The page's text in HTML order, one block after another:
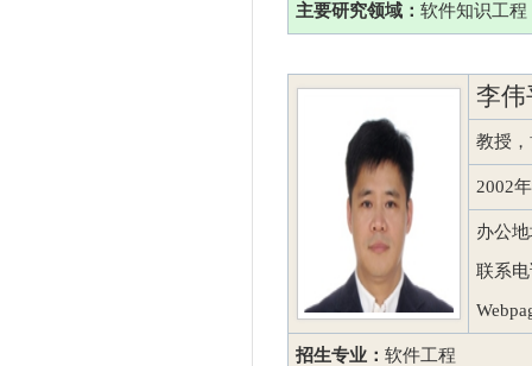
主要研究领域： 软件知识工
李伟
教授
2002
办公
联系
招生专业： 软件工程